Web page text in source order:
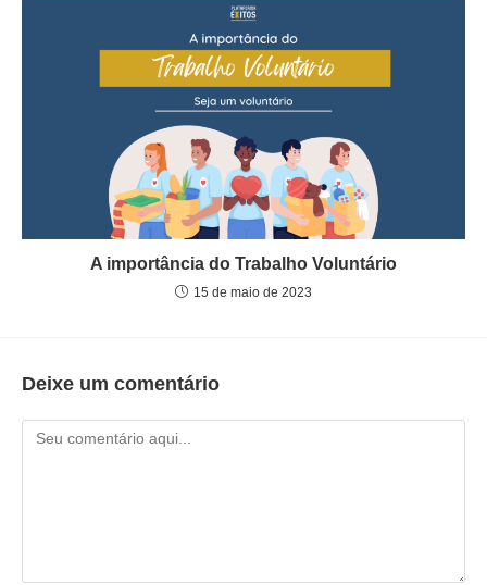
A importância do Trabalho Voluntário
15 de maio de 2023
Deixe um comentário